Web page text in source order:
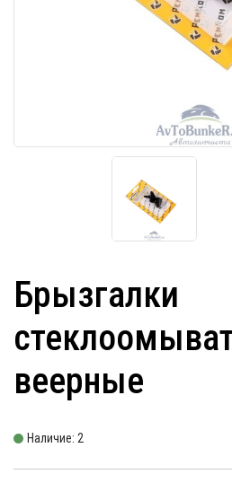
Брызгалки
веерные
Наличие: 2